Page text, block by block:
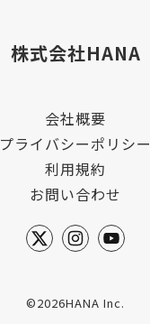
株式会社HANA
会社概要
プライバシーポリシー
利用規約
お問い合わせ
©2026HANA Inc.